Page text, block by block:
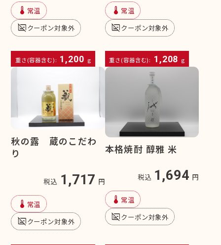
device_thermostat 常温
subtitles_offクーポン対象外
重さ(容器含む): 1,200 g
device_thermostat 常温
subtitles_offクーポン対象外
重さ(容器含む): 1,208 g
秋の露 蔵のこだわ
り
税込 1,717 円
device_thermostat 常温
subtitles_offクーポン対象外
本格焼酎 醇雅 米
税込 1,694 円
device_thermostat 常温
subtitles_offクーポン対象外